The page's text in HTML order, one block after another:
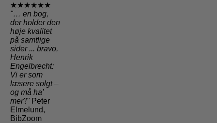
★★★★★★
"… en bog,
der holder den
høje kvalitet
på samtlige
sider ... bravo,
Henrik
Engelbrecht:
Vi er som
læsere solgt –
og må ha’
mer'!" Peter
Elmelund,
BibZoom